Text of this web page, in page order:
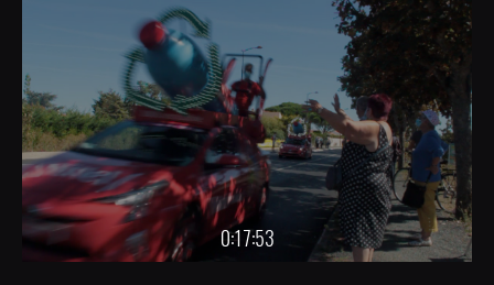
0:17:53